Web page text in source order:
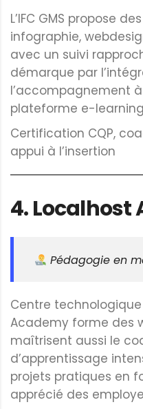
L’IFC GMS propose
infographie,
avec un suivi
démarque par
l’accompagnement
plateforme e-
Certification CQP,
appui à l’insertion
4.Localhost
Pédagogie en
Centre
Academy forme des
maîtrisent aussi le
d’apprentissage
projets pratiques en
apprécié des